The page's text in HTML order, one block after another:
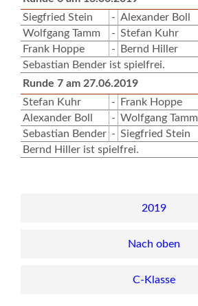
Siegfried Stein
- Alexander Boll
Wolfgang Tamm
- Stefan Kuhr
Frank Hoppe
- Bernd Hiller
Sebastian Bender ist spielfrei.
Runde 7 am 27.06.2019
Stefan Kuhr
- Frank Hoppe
Alexander Boll
- Wolfgang Tamm
Sebastian Bender - Siegfried Stein
Bernd Hiller ist spielfrei.
2019
Nach oben
C-Klasse